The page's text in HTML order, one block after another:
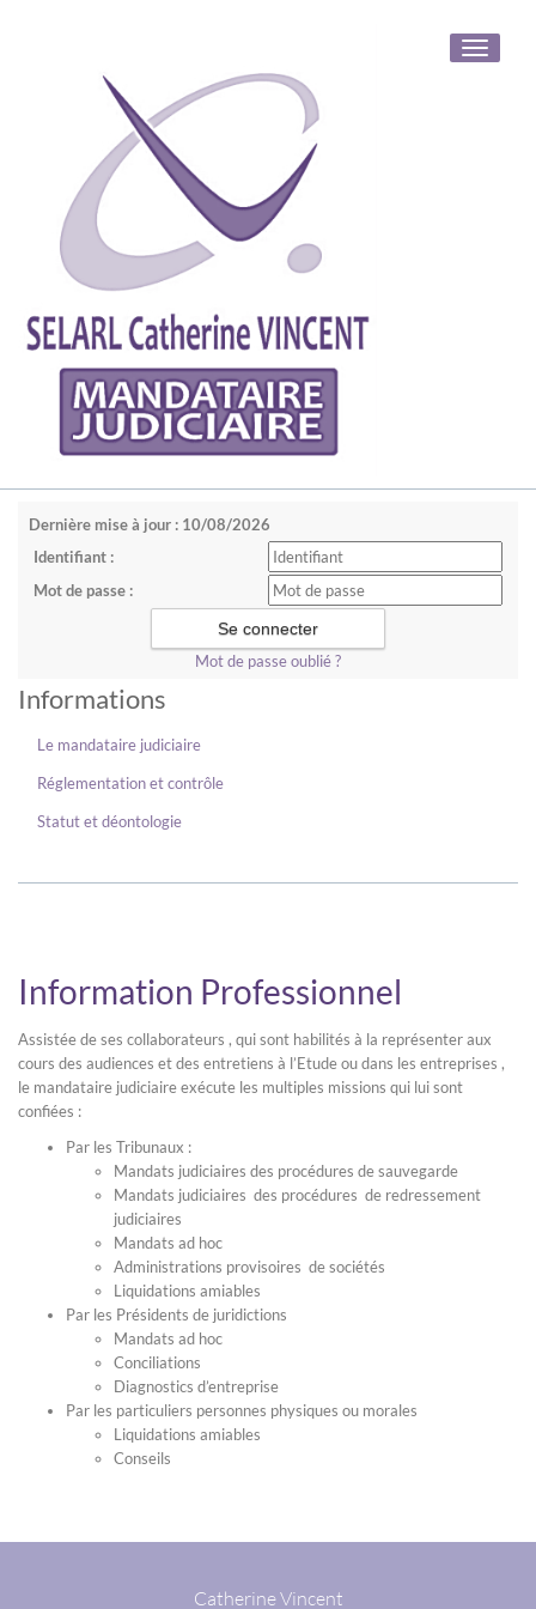
Toggle
Dernière mise à jour : 10/08/2026
Identifiant :
Mot de passe :
Mot de passe oublié ?
Informations
Le mandataire judiciaire
Réglementation et contrôle
Statut et déontologie
Information Professionnel
Assistée de ses collaborateurs , qui sont habilités à la représenter aux
cours des audiences et des entretiens à l’Etude ou dans les entreprises ,
le mandataire judiciaire exécute les multiples missions qui lui sont
confiées :
Par les Tribunaux :
Mandats judiciaires des procédures de sauvegarde
Mandats judiciaires des procédures de redressement
judiciaires
Mandats ad hoc
Administrations provisoires de sociétés
Liquidations amiables
Par les Présidents de juridictions
Mandats ad hoc
Conciliations
Diagnostics d’entreprise
Par les particuliers personnes physiques ou morales
Liquidations amiables
Conseils
Catherine Vincent